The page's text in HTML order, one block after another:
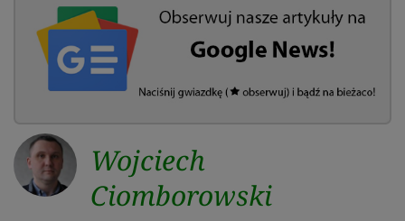
Wojciech
Ciomborowski